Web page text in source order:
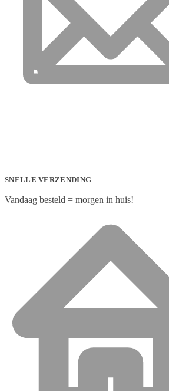
SNELLE VERZENDING
Vandaag besteld = morgen in huis!